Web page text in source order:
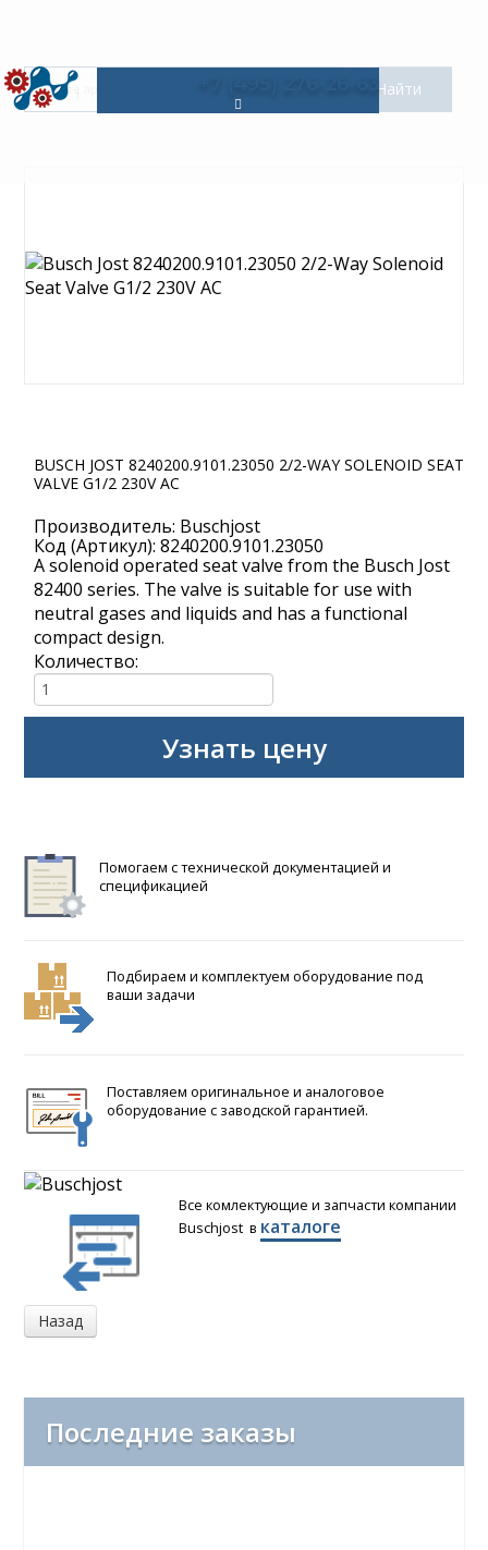
BUSCH JOST 8240200.9101.23050 2/2-WAY SOLENOID SEAT
VALVE G1/2 230V AC
Производитель: Buschjost
Код (Артикул): 8240200.9101.23050
A solenoid operated seat valve from the Busch Jost
82400 series. The valve is suitable for use with
neutral gases and liquids and has a functional
compact design.
Количество:
Узнать цену
Помогаем с технической документацией и
спецификацией
Подбираем и комплектуем оборудование под
ваши задачи
Поставляем оригинальное и аналоговое
оборудование с заводской гарантией.
Все комлектующие и запчасти компании
Buschjost в каталоге
Последние заказы